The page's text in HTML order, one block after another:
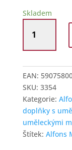
Skladem
velká
19
Mucha
Léto
množství
EAN:
SKU: 3354
Kategorie:
doplňky s
uměleckými
Štítek: Alfons